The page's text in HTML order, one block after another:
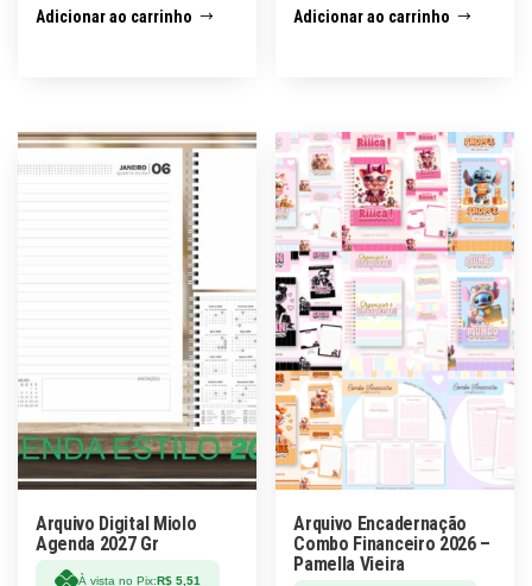
Adicionar ao carrinho Adicionar ao carrinho
Arquivo Digital Miolo
Agenda 2027 Gr
À vista no Pix: R$ 5,51
Arquivo Encadernação
Combo Financeiro 2026 –
Pamella Vieira